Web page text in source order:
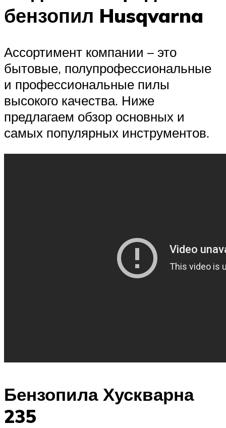
бензопил Husqvarna
Ассортимент компании – это
бытовые, полупрофессиональные
и профессиональные пилы
высокого качества. Ниже
предлагаем обзор основных и
самых популярных инструментов.
Бензопила Хускварна
235